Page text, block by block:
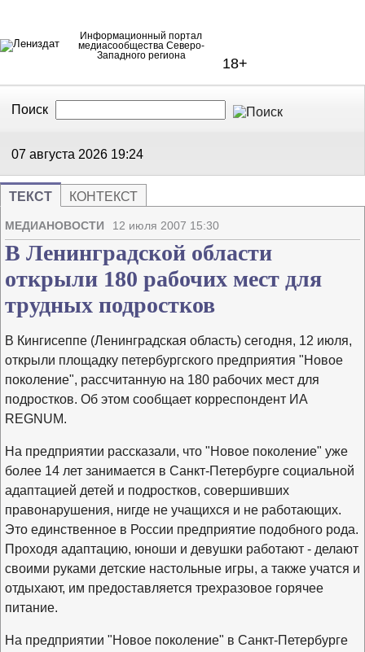
Информационный портал
медиасообщества Северо-
Западного региона
18+
Поиск
07 августа 2026 19:24
ТЕКСТ КОНТЕКСТ
МЕДИАНОВОСТИ 12 июля 2007 15:30
В Ленинградской области
открыли 180 рабочих мест для
трудных подростков
В Кингисеппе (Ленинградская область) сегодня, 12 июля,
открыли площадку петербургского предприятия "Новое
поколение", рассчитанную на 180 рабочих мест для
подростков. Об этом сообщает корреспондент ИА
REGNUM.
На предприятии рассказали, что "Новое поколение" уже
более 14 лет занимается в Санкт-Петербурге социальной
адаптацией детей и подростков, совершивших
правонарушения, нигде не учащихся и не работающих.
Это единственное в России предприятие подобного рода.
Проходя адаптацию, юноши и девушки работают - делают
своими руками детские настольные игры, а также учатся и
отдыхают, им предоставляется трехразовое горячее
питание.
На предприятии "Новое поколение" в Санкт-Петербурге